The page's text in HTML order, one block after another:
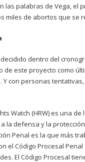
las palabras de Vega, el
miles de abortos que se
dentro del
de este proyecto como
Y con personas
Watch (HRW) es una
la defensa y la
Penal es la que más
el Código Procesal
El Código Procesal